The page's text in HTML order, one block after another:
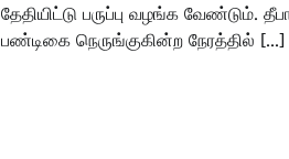
தேதியிட்டு பருப்பு வழங்க வேண்டும்.
பண்டிகை நெருங்குகின்ற நேரத்தில் […]